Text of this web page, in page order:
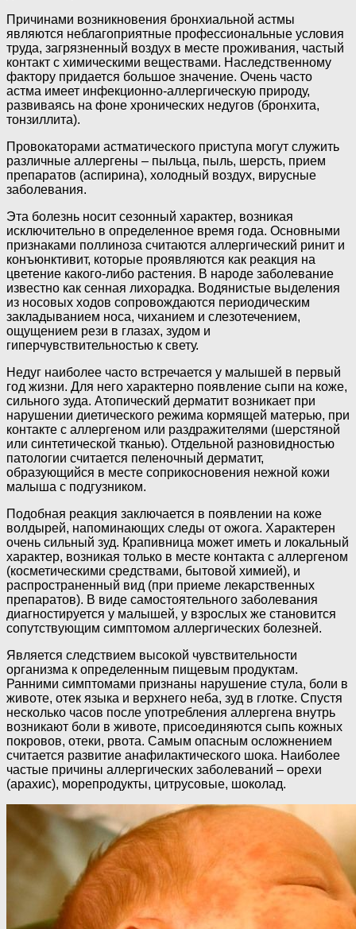
Причинами возникновения бронхиальной астмы
являются неблагоприятные профессиональные условия
труда, загрязненный воздух в месте проживания, частый
контакт с химическими веществами. Наследственному
фактору придается большое значение. Очень часто
астма имеет инфекционно-аллергическую природу,
развиваясь на фоне хронических недугов (бронхита,
тонзиллита).
Провокаторами астматического приступа могут служить
различные аллергены – пыльца, пыль, шерсть, прием
препаратов (аспирина), холодный воздух, вирусные
заболевания.
Эта болезнь носит сезонный характер, возникая
исключительно в определенное время года. Основными
признаками поллиноза считаются аллергический ринит и
конъюнктивит, которые проявляются как реакция на
цветение какого-либо растения. В народе заболевание
известно как сенная лихорадка. Водянистые выделения
из носовых ходов сопровождаются периодическим
закладыванием носа, чиханием и слезотечением,
ощущением рези в глазах, зудом и
гиперчувствительностью к свету.
Недуг наиболее часто встречается у малышей в первый
год жизни. Для него характерно появление сыпи на коже,
сильного зуда. Атопический дерматит возникает при
нарушении диетического режима кормящей матерью, при
контакте с аллергеном или раздражителями (шерстяной
или синтетической тканью). Отдельной разновидностью
патологии считается пеленочный дерматит,
образующийся в месте соприкосновения нежной кожи
малыша с подгузником.
Подобная реакция заключается в появлении на коже
волдырей, напоминающих следы от ожога. Характерен
очень сильный зуд. Крапивница может иметь и локальный
характер, возникая только в месте контакта с аллергеном
(косметическими средствами, бытовой химией), и
распространенный вид (при приеме лекарственных
препаратов). В виде самостоятельного заболевания
диагностируется у малышей, у взрослых же становится
сопутствующим симптомом аллергических болезней.
Является следствием высокой чувствительности
организма к определенным пищевым продуктам.
Ранними симптомами признаны нарушение стула, боли в
животе, отек языка и верхнего неба, зуд в глотке. Спустя
несколько часов после употребления аллергена внутрь
возникают боли в животе, присоединяются сыпь кожных
покровов, отеки, рвота. Самым опасным осложнением
считается развитие анафилактического шока. Наиболее
частые причины аллергических заболеваний – орехи
(арахис), морепродукты, цитрусовые, шоколад.